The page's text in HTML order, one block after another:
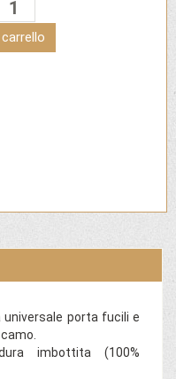
universale porta fucili e
imbottita (100%